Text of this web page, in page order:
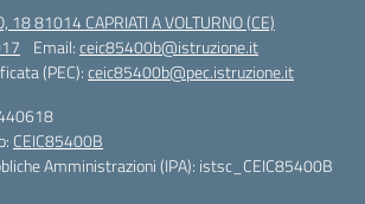
18 81014 CAPRIATI A VOLTURNO (CE)
Email:ceic85400b@istruzione.it
(PEC):ceic85400b@pec.istruzione.it
CEIC85400B
Amministrazioni (IPA): istsc_CEIC85400B